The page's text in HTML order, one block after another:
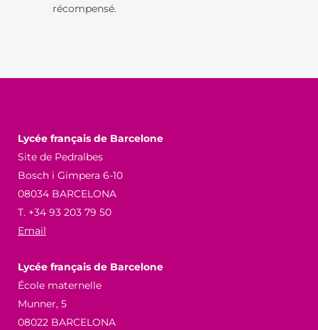
récompensé.
Lycée français de Barcelone
Site de Pedralbes
Bosch i Gimpera 6-10
08034 BARCELONA
T. +34 93 203 79 50
Email
Lycée français de Barcelone
École maternelle
Munner, 5
08022 BARCELONA